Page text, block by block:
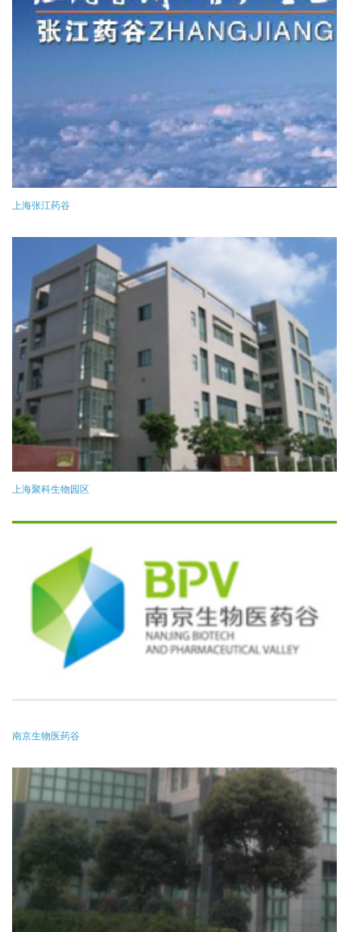
上海张江药谷
上海聚科生物园区
南京生物医药谷